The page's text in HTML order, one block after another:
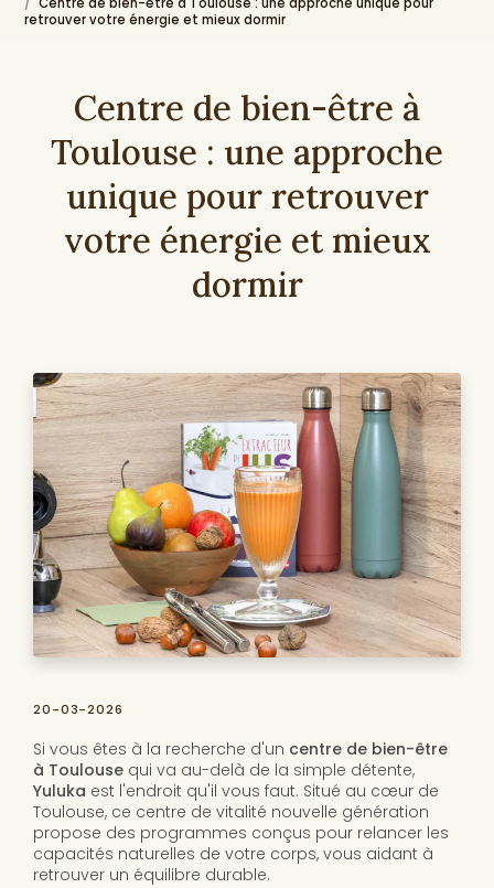
retrouver votre énergie et mieux dormir
Centre de bien-être à
Toulouse : une approche
unique pour retrouver
votre énergie et mieux
dormir
20-03-2026
Si vous êtes à la recherche d'un centre de bien-être
à Toulouse qui va au-delà de la simple détente,
Yuluka est l'endroit qu'il vous faut. Situé au cœur de
Toulouse, ce centre de vitalité nouvelle génération
propose des programmes conçus pour relancer les
capacités naturelles de votre corps, vous aidant à
retrouver un équilibre durable.